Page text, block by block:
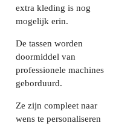
extra kleding is nog
mogelijk erin.
De tassen worden
doormiddel van
professionele machines
geborduurd.
Ze zijn compleet naar
wens te personaliseren